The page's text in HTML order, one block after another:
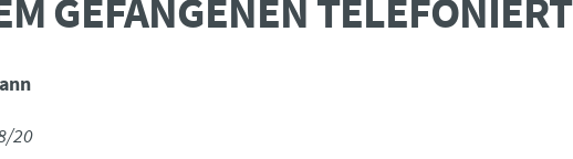
GEFANGENEN TELEFONIERT
20